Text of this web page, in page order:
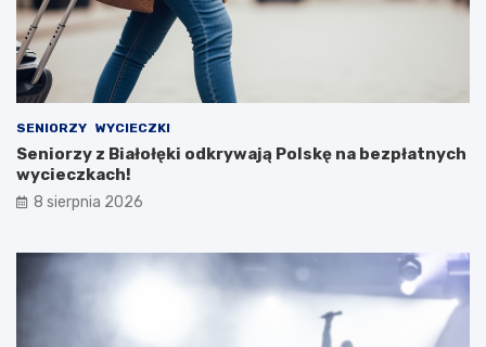
SENIORZY WYCIECZKI
Seniorzy z Białołęki odkrywają Polskę na bezpłatnych
wycieczkach!
8 sierpnia 2026